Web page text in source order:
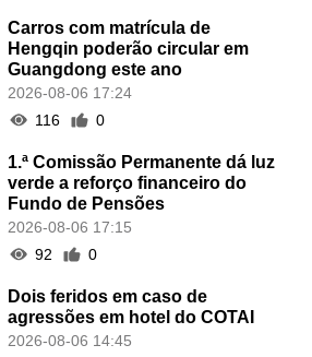
Carros com matrícula de
Hengqin poderão circular em
Guangdong este ano
2026-08-06 17:24
116
0
1.ª Comissão Permanente dá luz
verde a reforço financeiro do
Fundo de Pensões
2026-08-06 17:15
92
0
Dois feridos em caso de
agressões em hotel do COTAI
2026-08-06 14:45